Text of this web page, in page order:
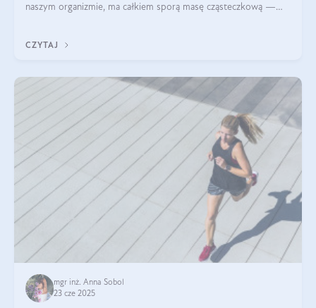
naszym organizmie, ma całkiem sporą masę cząsteczkową —
bardziej biodostępny
CZYTAJ
mgr inż. Anna Sobol
23 cze 2025